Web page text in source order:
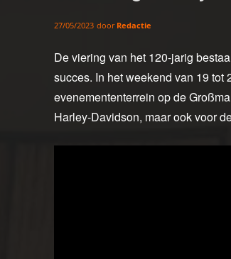
27/05/2023 door Redactie
De viering van het 120-jarig
succes. In het weekend van 19
evenemententerrein op de
Harley-Davidson, maar ook voor